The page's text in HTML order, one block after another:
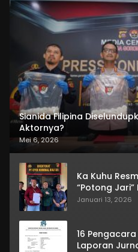
Sianida Filipina
Aktornya?
Mei 6, 2026
Ka Kuhu
“Potong
Januari 13, 2026
16
Laporan